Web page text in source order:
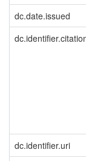
dc.date.issued
dc.identifier.uri